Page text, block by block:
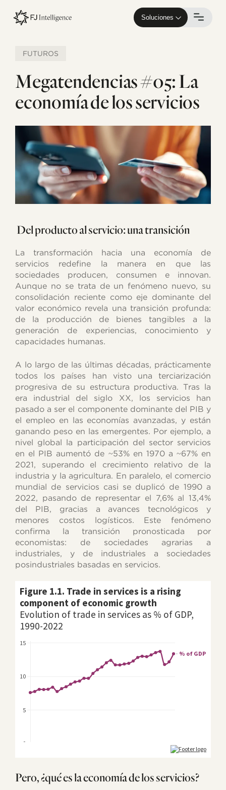
main
Soluciones
FUTUROS
Megatendencias #05: La
economía de los servicios
Del producto al servicio: una transición
La transformación hacia una economía de
servicios redefine la manera en que las
sociedades producen, consumen e innovan.
Aunque no se trata de un fenómeno nuevo, su
consolidación reciente como eje dominante del
valor económico revela una transición profunda:
de la producción de bienes tangibles a la
generación de experiencias, conocimiento y
capacidades humanas.
A lo largo de las últimas décadas, prácticamente
todos los países han visto una terciarización
progresiva de su estructura productiva. Tras la
era industrial del siglo XX, los servicios han
pasado a ser el componente dominante del PIB y
el empleo en las economías avanzadas, y están
ganando peso en las emergentes. Por ejemplo, a
nivel global la participación del sector servicios
en el PIB aumentó de ~53% en 1970 a ~67% en
2021, superando el crecimiento relativo de la
industria y la agricultura. En paralelo, el comercio
mundial de servicios casi se duplicó de 1990 a
2022, pasando de representar el 7,6% al 13,4%
del PIB, gracias a avances tecnológicos y
menores costos logísticos. Este fenómeno
confirma la transición pronosticada por
economistas: de sociedades agrarias a
industriales, y de industriales a sociedades
posindustriales basadas en servicios.
Pero, ¿qué es la economía de los servicios?